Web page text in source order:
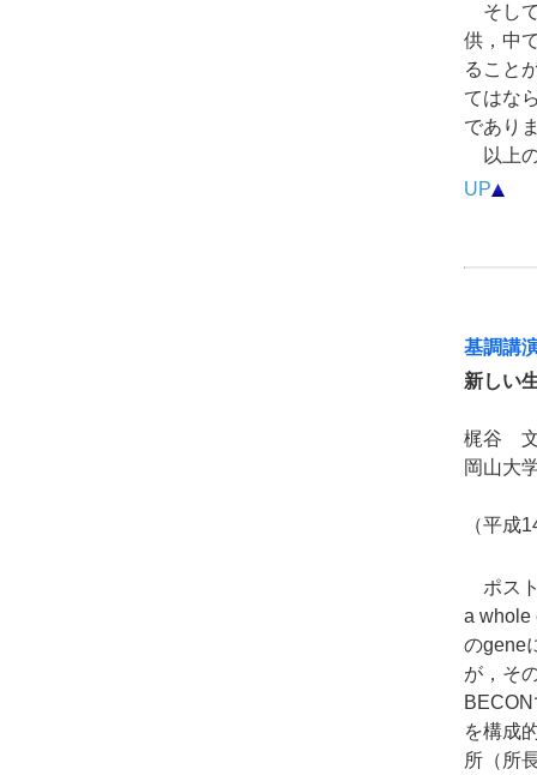
そして
供，中
ること
てはな
であり
以上の
UP
基調講
新しい
梶谷
岡山大
（平成
ポスト
a whole
のgene
が，そ
を構成
所（所